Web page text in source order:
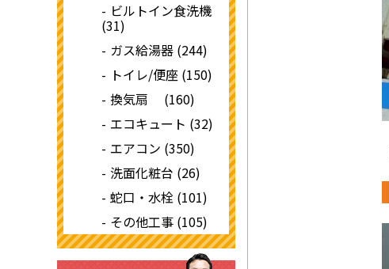
ビルトイン食洗機
(31)
ガス給湯器 (244)
トイレ/便座 (150)
換気扇 (160)
エコキュート (32)
エアコン (350)
洗面化粧台 (26)
蛇口・水栓 (101)
その他工事 (105)